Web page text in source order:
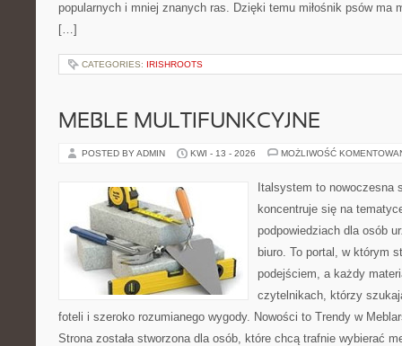
popularnych i mniej znanych ras. Dzięki temu miłośnik psów ma
[…]
CATEGORIES: IRISHROOTS
MEBLE MULTIFUNKCYJNE
POSTED BY ADMIN KWI - 13 - 2026 MOŻLIWOŚĆ
Italsystem to nowoczesna
koncentruje się na
podpowiedziach dla osób
biuro. To portal, w którym
podejściem, a każdy
czytelnikach, którzy
foteli i szeroko rozumianego wygody. Nowości to Trendy w
Strona została stworzona dla osób, które chcą trafnie wybierać